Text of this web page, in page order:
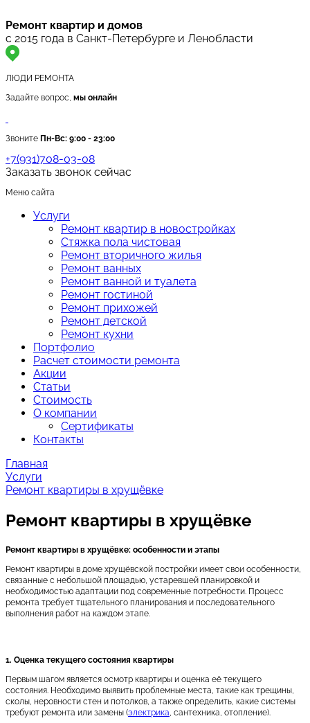
Ремонт квартир и домов
с 2015 года в Санкт-Петербурге и Ленобласти
ЛЮДИ РЕМОНТА
Задайте вопрос, мы онлайн
Звоните Пн-Вс: 9:00 - 23:00
+7(931)708-03-08
Заказать звонок сейчас
Меню сайта
Услуги
Ремонт квартир в новостройках
Стяжка пола чистовая
Ремонт вторичного жилья
Ремонт ванных
Ремонт ванной и туалета
Ремонт гостиной
Ремонт прихожей
Ремонт детской
Ремонт кухни
Портфолио
Расчет стоимости ремонта
Акции
Статьи
Стоимость
О компании
Сертификаты
Контакты
Главная
Услуги
Ремонт квартиры в хрущёвке
Ремонт квартиры в хрущёвке
Ремонт квартиры в хрущёвке: особенности и этапы
Ремонт квартиры в доме хрущёвской постройки имеет свои особенности,
связанные с небольшой площадью, устаревшей планировкой и
необходимостью адаптации под современные потребности. Процесс
ремонта требует тщательного планирования и последовательного
выполнения работ на каждом этапе.
1. Оценка текущего состояния квартиры
Первым шагом является осмотр квартиры и оценка её текущего
состояния. Необходимо выявить проблемные места, такие как трещины,
сколы, неровности стен и потолков, а также определить, какие системы
требуют ремонта или замены (электрика, сантехника, отопление).